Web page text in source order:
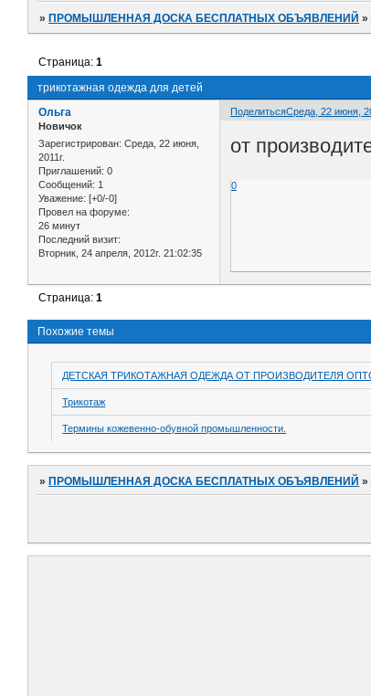
»ПРОМЫШЛЕННАЯ ДОСКА БЕСПЛАТНЫХ ОБЪЯВЛЕНИЙ »
трикотажная одежда для детей
Страница:1
ПоделитьсяСреда, 22 июня,
Ольга
Новичок
Зарегистрирован: Среда, 22 июня,
2011г.
Приглашений: 0
Сообщений: 1
Уважение: [+0/-0]
Провел на форуме:
26 минут
Последний визит:
Вторник, 24 апреля, 2012г. 21:02:35
от
0
Страница:1
Похожие темы
ДЕТСКАЯ ТРИКОТАЖНАЯ ОДЕЖДА ОТ ПРОИЗВОДИТЕЛЯ
Трикотаж
Термины кожевенно-обувной промышленности.
»ПРОМЫШЛЕННАЯ ДОСКА БЕСПЛАТНЫХ ОБЪЯВЛЕНИЙ »